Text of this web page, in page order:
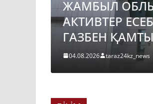
ЖАМБЫЛ
АКТИВТЕР
ГАЗБЕН
04.08.2026 taraz24kz_news
BASTY